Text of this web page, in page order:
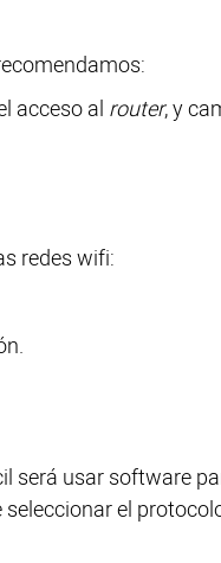
acceso al router, y
redes wifi:
será usar software
el